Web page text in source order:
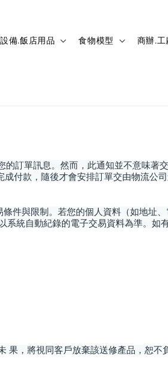
備.飯店用品 食物模型 商辦.工
訂單訊息。然而，此通知並不意味著
付款，隨後才會安排訂單交由物流公
件與限制。若您的個人資料（如地址
系統自動紀錄的電子交易資料為準。如
，將視同客戶放棄該送修產品，恕不